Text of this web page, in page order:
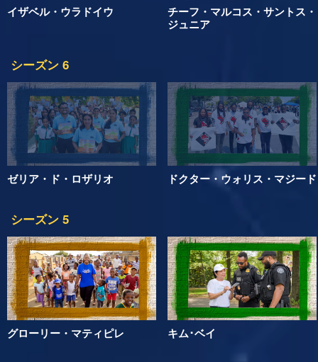
イザベル・ウラドイウ
チーフ・マルコス・サントス・
ジュニア
シーズン 6
ゼリア・ド・ロザリオ ドクター・ウォリス・マジード
シーズン 5
グローリー・マティピレ キム･ベイ